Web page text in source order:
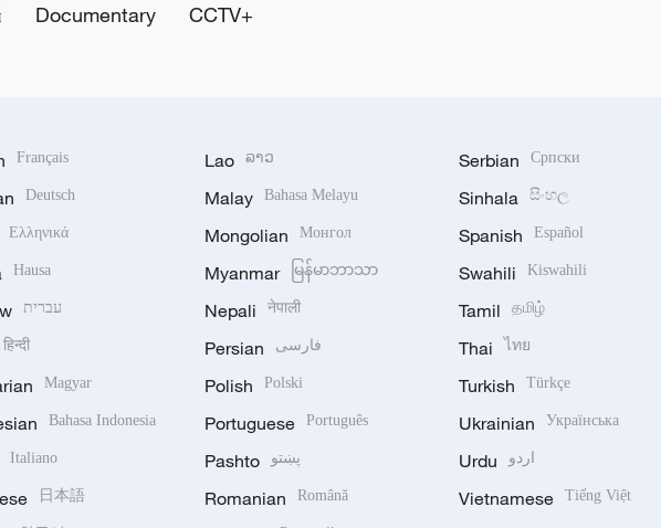
Documentary CCTV+
Français
Deutsch
Ελληνικά
Hausa
עברית
हिन्दी
Magyar
Bahasa Indonesia
Italiano
日本語
Lao ລາວ
Malay Bahasa Melayu
Mongolian Монгол
Myanmar မြန်မာဘာသာ
Nepali नेपाली
Persian فارسی
Polish Polski
Portuguese Português
Pashto پښتو
Romanian Română
Serbian Српски
Sinhala සිංහල
Spanish Español
Swahili Kiswahili
Tamil தமிழ்
Thai ไทย
Turkish Türkçe
Ukrainian Українська
Urdu اردو
Vietnamese Tiếng Việt